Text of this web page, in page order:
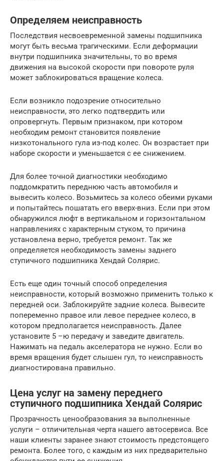
Определяем неисправность
Последствия несвоевременной замены подшипника
могут быть весьма трагическими. Если деформации
внутри подшипника значительны, то во время
движения на высокой скорости при повороте руля
может заблокироваться вращение колеса.
Если возникло подозрение относительно
неисправности, это легко подтвердить или
опровергнуть. Первым признаком, при котором
необходим ремонт становится появление
низкотонального гула из-под колес. Он возрастает при
наборе скорости и уменьшается с ее снижением.
Для более точной диагностики необходимо
поддомкратить переднюю часть автомобиля и
вывесить колесо. Возьмитесь за колесо обеими руками
и попытайтесь пошатать его вверх-вниз. Если при этом
обнаружился люфт в вертикальном и горизонтальном
направлениях с характерным стуком, то причина
установлена верно, требуется ремонт. Так же
определяется необходимость замены заднего
ступичного подшипника Хендай Солярис.
Есть еще один точный способ определения
неисправности, который возможно применить только к
передней оси. Заблокируйте задние колеса. Вывесите
попеременно правое или левое переднее колесо, в
котором предполагается неисправность. Далее
установите 5 –ю передачу и заведите двигатель.
Нажимать на педаль акселератора не нужно. Если во
время вращения будет слышен гул, то неисправность
диагностирована правильно.
Цена услуг на замену переднего
ступичного подшипника Хендай Солярис
Прозрачность ценообразования за выполненные
услуги – отличительная черта нашего автосервиса. Все
наши клиенты заранее знают стоимость предстоящего
ремонта. Более того, с каждым из них предварительно